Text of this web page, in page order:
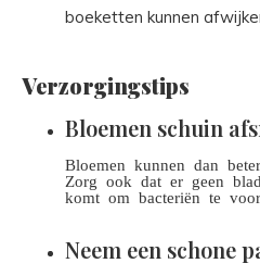
boeketten kunnen
Verzorgingstips
Bloemen schuin
Bloemen kunnen dan
Zorg ook dat er geen
komt om bacteriën te
Neem een schone